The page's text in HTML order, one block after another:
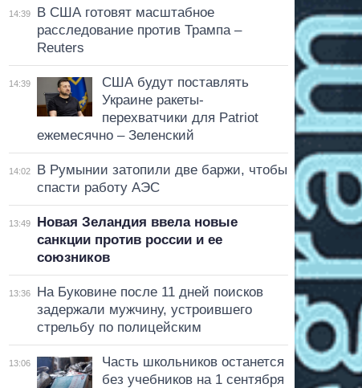
14:39
В США готовят масштабное
расследование против Трампа –
Reuters
14:39
США будут поставлять
Украине ракеты-
перехватчики для Patriot
ежемесячно – Зеленский
14:02
В Румынии затопили две баржи, чтобы
спасти работу АЭС
13:49
Новая Зеландия ввела новые
санкции против россии и ее
союзников
13:36
На Буковине после 11 дней поисков
задержали мужчину, устроившего
стрельбу по полицейским
13:06
Часть школьников останется
без учебников на 1 сентября